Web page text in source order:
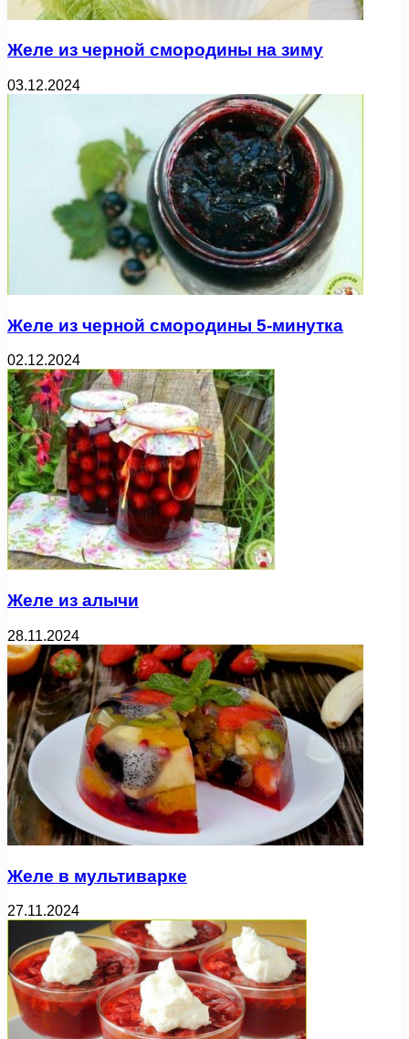
Желе из черной смородины на зиму
03.12.2024
Желе из черной смородины 5-минутка
02.12.2024
Желе из алычи
28.11.2024
Желе в мультиварке
27.11.2024